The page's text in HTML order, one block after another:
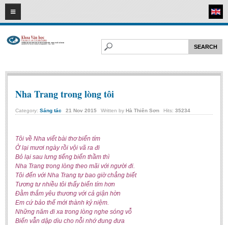
08 2026
HOME
Faculty of Literature
Department of Foreign Literatures and Comparative Literature
Department of Sinology-Nom Studies
Department of Arts Studies
Center of Sinology and Nom Studies
Images - Events
ACADEMIC
Nha Trang trong lòng tôi
Category: Sáng tác 21 Nov 2015 Written by Hà Thiên Sơn Hits: 35234
Tôi về Nha viết bài thơ biển tím
Ở lại mươi ngày rồi vội vã ra đi
Bỏ lại sau lưng tiếng biển thầm thì
Nha Trang trong lòng theo mãi với người đi.
Tôi đến với Nha Trang tự bao giờ chẳng biết
Tương tư nhiều tôi thấy biển tím hơn
Đằm thắm yêu thương với cả giận hờn
Em cứ bảo thế mới thành kỷ niệm.
Những năm đi xa trong lòng nghe sóng vỗ
Biển vẫn dập dìu cho nỗi nhớ đung đưa